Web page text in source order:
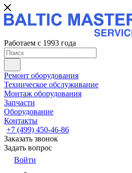
Работаем с 1993 года
Ремонт оборудования
Техническое обслуживание
Монтаж оборудования
Запчасти
Оборудование
Контакты
+7 (499) 450-46-86
Заказать звонок
Задать вопрос
Войти